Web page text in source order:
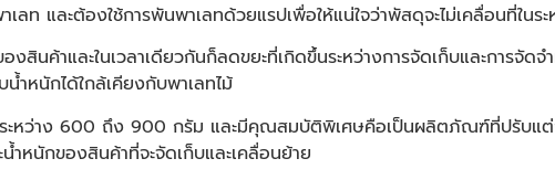
และต้องใช้การพันพาเลทด้วยแรปเพื่อให้แน่ใจว่าพัสดุจะไม่เคลื่อนที่ในร
สินค้าและในเวลาเดียวกันก็ลดขยะที่เกิดขึ้นระหว่างการจัดเก็บและการจัดจ
ำหนักได้ใกล้เคียงกับพาเลทไม้
ะหว่าง 600 ถึง 900 กรัม และมีคุณสมบัติพิเศษคือเป็นผลิตภัณฑ์ที่ปรับแต่
หนักของสินค้าที่จะจัดเก็บและเคลื่อนย้าย